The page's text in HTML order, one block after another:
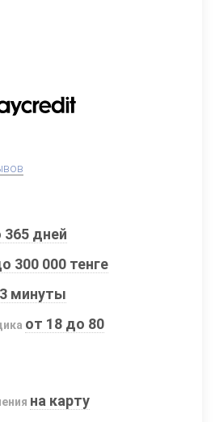
365 дней
300 000 тенге
3 минуты
от 18 до 80
на карту